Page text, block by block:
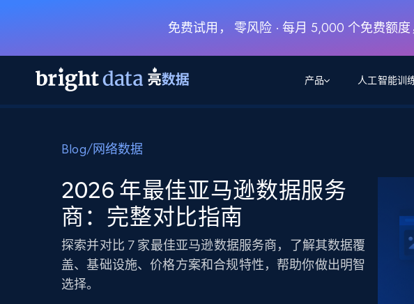
免费试用， 零风险 · 每月 5,000 个免费额
产品
告别封锁和验证码
Discover API
始终在线的代理实时网页发现
搜索引擎结果页 API
按需获取多引擎搜索结果
Google Bing Duckduckgo Yandex
从
将
数
人工智能训
获得取之不尽的视频，图片及更多内容
视频信息流——为 VLA 准备就绪
获取持续、定向的网页视频，用于训练人形机
器人策略
数据包
为各行各业生成可直接用于LLM的数据集
让
让
亮
站
免费套餐
$1/ 每1 次请求
爬虫 API
搜索引擎 API
起价
$1/ 每1 次请求
数
第三方工具集成
浏览器扩展
代理网络检查
博客
网络研讨会
Blog/网络数据
2026 年最佳亚马逊数据服务
商：完整对比指南
探索并对比 7 家最佳亚马逊数据服务商，了解其数据覆
盖、基础设施、价格方案和合规特性，帮助你做出明智
选择。